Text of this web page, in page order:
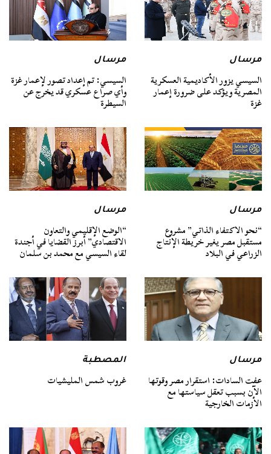
مرسال
السيسي يزور الأكاديمية العسكرية
المصرية ويؤكد على ضرورة إعمار
غزة
مرسال
السيسي: تم إعداد تصور لإعمار غزة
وأي صراع عسكري قد يخرج عن
السيطرة
مرسال
“نحو الاكتفاء الذاتي” مشروع
مستقبل مصر يغير خريطة الإنتاج
الزراعي في البلاد
مرسال
“الوضع الإقليمي والتعاون
الاقتصادي” أبرز القضايا في أجندة
لقاء السيسي مع محمد بن سلمان
مرسال
عفت السادات: استقرار مصر وقوتها
الآن بسبب تعقل سياستها مع
الأزمات الخارجية
المصطبة
غروب شمس المليشيات